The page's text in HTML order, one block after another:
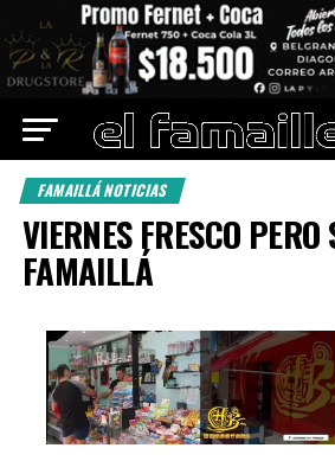
FAMAILLÁ NOTICIAS
VIERNES FRESCO PERO
FAMAILLÁ